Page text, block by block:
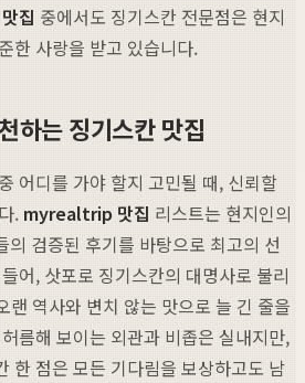
집 중에서도 징기스칸 전문점은 현지
한 사랑을 받고 있습니다.
하는 징기스칸 맛집
어디를 가야 할지 고민될 때, 신뢰할
. myrealtrip 맛집 리스트는 현지인의
의 검증된 후기를 바탕으로 최고의 선
어, 삿포로 징기스칸의 대명사로 불리
역사와 변치 않는 맛으로 늘 긴 줄을
름해 보이는 외관과 비좁은 실내지만,
한 점은 모든 기다림을 보상하고도 남